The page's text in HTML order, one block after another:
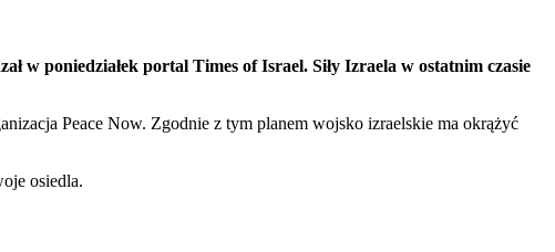
w poniedziałek portal Times of Israel. Siły Izraela w ostatnim czasie
Peace Now. Zgodnie z tym planem wojsko izraelskie ma okrążyć
osiedla.